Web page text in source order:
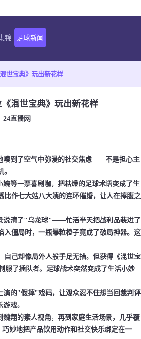
锦 足球新闻
世宝典》玩出新花样
混世宝典》玩出新花样
24直播网
到了空气中弥漫的社交焦虑——不是担心主
等一票喜剧咖，把枯燥的足球术语变成了生
作七大姑八大姨的连环催婚，让人在捧腹之
说清了"乌龙球"——忙活半天把战利品装进了
僵局时，一瓶爆粒橙子竟成了破局神器。这
己却像局外人般手足无措。但获得《混世宝
了插队者。足球战术突然变成了生活小妙
的"假摔"戏码，让观众忍不住想当回裁判评
戏。
翔的素人视角，再到家庭生活场景，几乎覆
妙地把产品饮用动作和社交快乐绑定在一